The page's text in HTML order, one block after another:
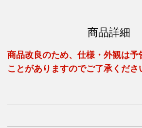
商品詳細
商品改良のため、仕様・外観は予
ことがありますのでご了承くださ